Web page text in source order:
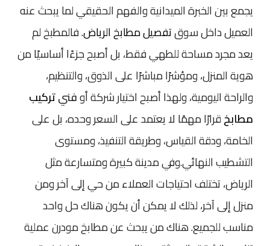
يجمع بين الخبرة الميدانية والفهم الحقيقي لما يبحث عنه
العميل داخل سوقتفصيل مطابخ الرياض. فالمطبخ لم
يعد مجرد مساحة للطهي فقط، بل أصبح جزءًا أساسيًا من
هوية المنزل، ومؤشرًا مباشرًا على الذوق، والتنظيم،
والراحة اليومية، ولهذا أصبح اختيار شركة أوفنيتركيب
مطابخقرارًا مهمًا لا يعتمد على السعر وحده، بل على
الخامة، ودقة القياس، وطريقة التنفيذ، ومستوى
التشطيب النهائي.وفي مدينة كبيرة ومتسارعة مثل
الرياض، تختلف احتياجات العملاء من حي إلى آخر ومن
منزل إلى آخر، لذلك لا يمكن أن يكون هناك حل واحد
مناسب للجميع. هناك من يبحث عن مطابخ مودرن عملية